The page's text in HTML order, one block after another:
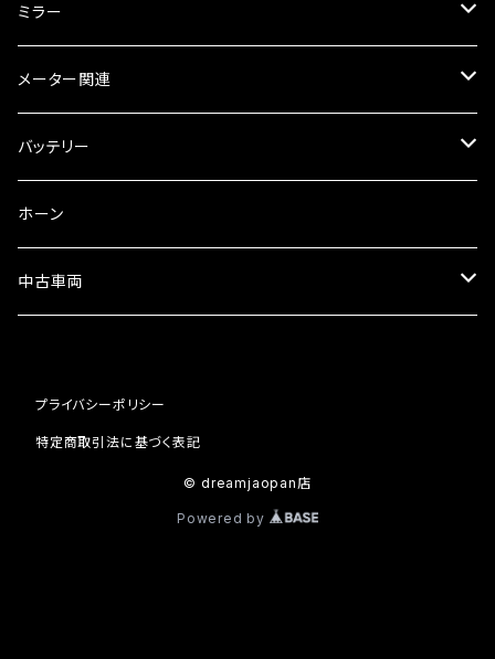
オイルクーラー
ラジエーター
フォークオイル
スリップオン
サイレンサー
ブレーキパット
ブレーキオイル
その他
ミラー
ミラー本体
ミラーアダプター
ミラーその他
メーター関連
スピードメーター
タコメーター
セット
バッテリー
バッテリー充電器
ホーン
中古車両
ホンダ
プライバシーポリシー
特定商取引法に基づく表記
© dreamjaopan店
Powered by